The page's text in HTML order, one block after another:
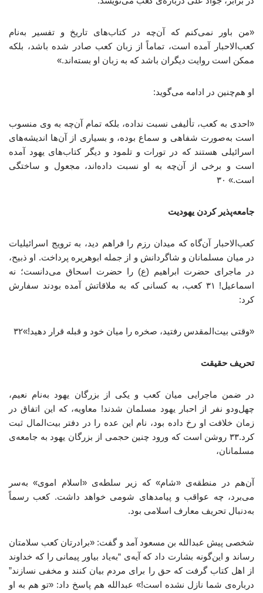
«من باور نمی‌کنم که آن‌چه در کتاب‌های تاریخ و تفسیر به‌نام
کعب‌الاحبار آمده است، تماماً از زبان کعب صادر شده باشد، بلکه
ممکن است روایت دیگران باشد که به زبان او بسته‌اند.»
او هم‌چنین در ادامه می‌گوید:
«احدی به کعب، تألیفی نسبت نداده، بلکه تمام آن‌چه به وی منسوب
است به‌صورت شفاهی و سماع بوده، و بسیاری از آن‌ها اندیشه‌های
اسرائیلی هستند که در تورات و تلمود و دیگر کتاب‌های یهود آمده
است و برخی از آن‌چه به او نسبت داده‌اند، مجعول و ساختگی
است.» ۳۰
جامعه‌پذیر کردن یهودیت
کعب‌الاحبار آن‌گاه که میدان رزم را فراهم دید، به ترویج اسرائیلیات
در میان مسلمانان و شاگردانش و از جمله ابوهریره پرداخت. او ذبیح،
در ماجرای حضرت ابراهیم (ع) را حضرت اسحاق می‌دانست؛ نه
اسماعیل! ۳۱ کعب، به کسانی که به ملاقاتش آمده بودند سفارش
کرد:
«وقتی بیت‌المقدس رفتید، صخره را میان خود و قبله قرار دهید!»۳۲
تحریف حقیقت
در ضمن ماجرایی میان کعب و یکی از بزرگان یهود به‌نام نعیم،
چهل‌ودو نفر از احبار یهود مسلمان شدند! معاویه، که این اتفاق در
زمان خلافت او رخ داده بود، نام این عده را در دفتر بیت‌المال ثبت
کرد.۳۳ روشن است که ورود چنین حجمی از بزرگان یهود به جامعه‌ی
مسلمانان،
آن‌هم در منطقه‌ی «شام» که زیر سلطه‌ی «اسلام اموی» به‌سر
می‌برد، چه عواقب و پیامدهای شومی خواهد داشت. کعب رسماً
به‌دنبال تحریف معارف اسلامی بود.
شخصی پیش عبدالله بن مسعود آمد و گفت: «برادرتان کعب سلامتان
رساند و این‌گونه بشارت داد که آیه‌ی “به‌یاد بیاور پیمانی را که خداوند
از اهل کتاب گرفت که حق را برای مردم بیان کنند و مخفی نسازند”
درباره‌ی شما نازل نشده است!» عبدالله هم پاسخ داد: «تو هم به او